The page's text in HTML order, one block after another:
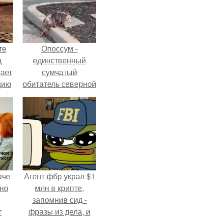
Опоссум -
единственный
сумчатый
обитатель северной
америки.
Агент фбр украл $1
млн в крипте,
запомнив сид -
фразы из дела, и